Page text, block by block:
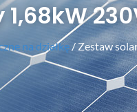
na działkę/ Zestaw